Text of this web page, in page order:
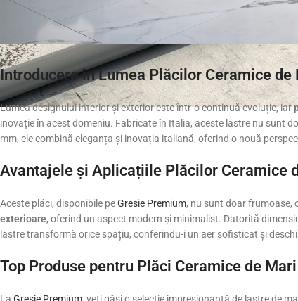
Introducere în Lumea Plăcilor Ceramice
Lumea designului interior și exterior este într-o continuă evoluție, iar
inovație în acest domeniu. Fabricate în Italia, aceste lastre nu sunt
mm, ele combină eleganța și inovația italiană, oferind o nouă
Avantajele și Aplicațiile Plăcilor Ceramice
Aceste plăci, disponibile peGresie Premium, nu sunt doar frumoase,
exterioare, oferind un aspect modern și minimalist. Datorită
lastre transformă orice spațiu, conferindu-i un aer sofisticat și
Top Produse pentru Plăci Ceramice de